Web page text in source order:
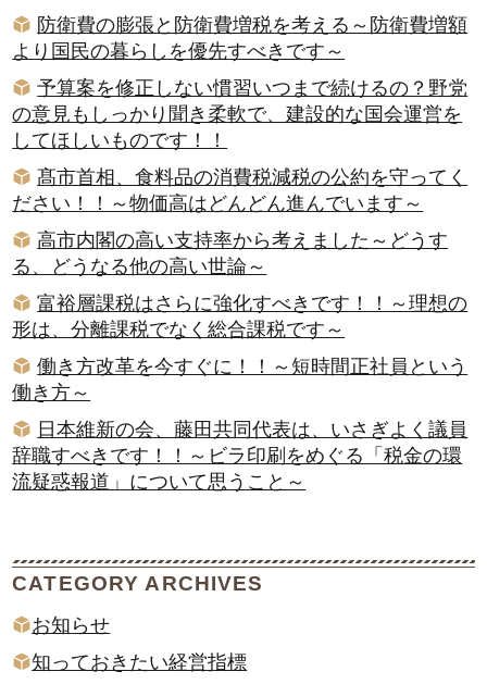
防衛費の膨張と防衛費増税を考える～防衛費増額
より国民の暮らしを優先すべきです～
予算案を修正しない慣習いつまで続けるの？野党
の意見もしっかり聞き柔軟で、建設的な国会運営を
してほしいものです！！
髙市首相、食料品の消費税減税の公約を守ってく
ださい！！～物価高はどんどん進んでいます～
高市内閣の高い支持率から考えました～どうす
る、どうなる他の高い世論～
富裕層課税はさらに強化すべきです！！～理想の
形は、分離課税でなく総合課税です～
働き方改革を今すぐに！！～短時間正社員という
働き方～
日本維新の会、藤田共同代表は、いさぎよく議員
辞職すべきです！！～ビラ印刷をめぐる「税金の環
流疑惑報道」について思うこと～
CATEGORY ARCHIVES
お知らせ
知っておきたい経営指標